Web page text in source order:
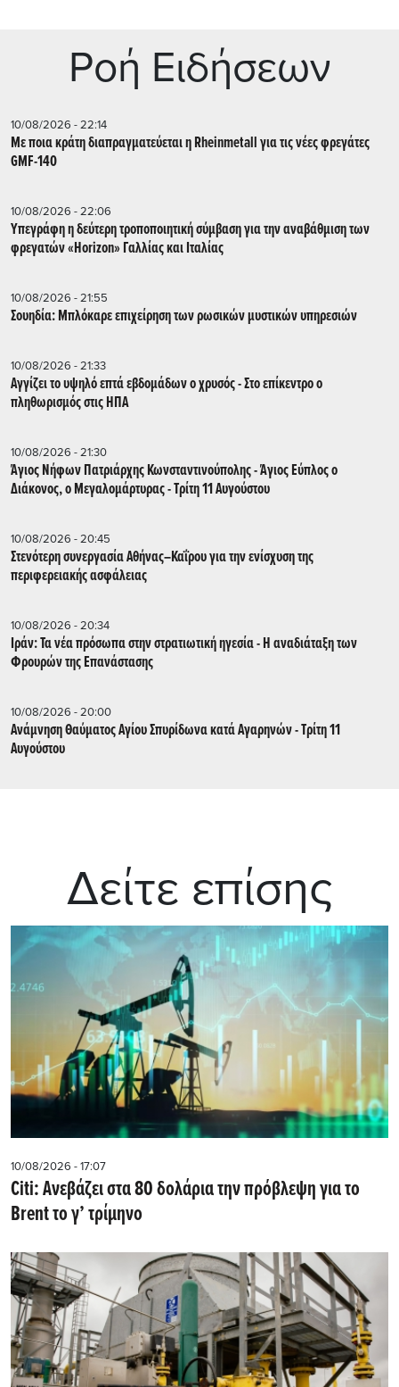
Ρoή Ειδήσεων
10/08/2026 - 22:14
Με ποια κράτη διαπραγματεύεται η Rheinmetall για τις νέες φρεγάτες
GMF-140
10/08/2026 - 22:06
Υπεγράφη η δεύτερη τροποποιητική σύμβαση για την αναβάθμιση των
φρεγατών «Horizon» Γαλλίας και Ιταλίας
10/08/2026 - 21:55
Σουηδία: Μπλόκαρε επιχείρηση των ρωσικών μυστικών υπηρεσιών
10/08/2026 - 21:33
Αγγίζει το υψηλό επτά εβδομάδων ο χρυσός - Στο επίκεντρο ο
πληθωρισμός στις ΗΠΑ
10/08/2026 - 21:30
Άγιος Νήφων Πατριάρχης Κωνσταντινούπολης - Άγιος Εύπλος ο
Διάκονος, ο Μεγαλομάρτυρας - Τρίτη 11 Αυγούστου
10/08/2026 - 20:45
Στενότερη συνεργασία Αθήνας–Καΐρου για την ενίσχυση της
περιφερειακής ασφάλειας
10/08/2026 - 20:34
Ιράν: Τα νέα πρόσωπα στην στρατιωτική ηγεσία - Η αναδιάταξη των
Φρουρών της Επανάστασης
10/08/2026 - 20:00
Ανάμνηση Θαύματος Αγίου Σπυρίδωνα κατά Αγαρηνών - Τρίτη 11
Αυγούστου
Δείτε επίσης
10/08/2026 - 17:07
Citi: Ανεβάζει στα 80 δολάρια την πρόβλεψη για το
Brent το γ’ τρίμηνο